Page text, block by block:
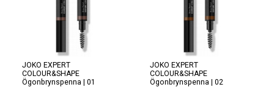
JOKO EXPERT
COLOUR&SHAPE
Ögonbrynspenna | 01
JOKO EXPERT
COLOUR&SHAPE
Ögonbrynspenna | 02